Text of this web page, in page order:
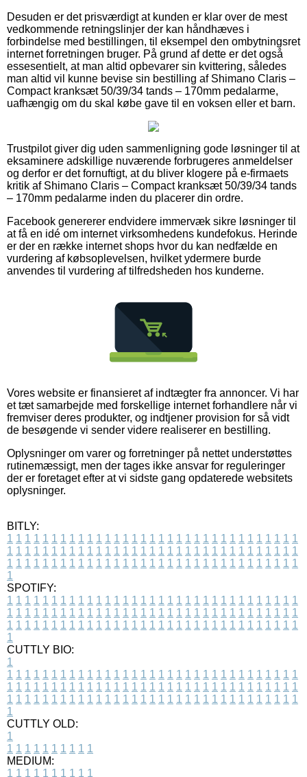
Desuden er det prisværdigt at kunden er klar over de mest
vedkommende retningslinjer der kan håndhæves i
forbindelse med bestillingen, til eksempel den ombytningsret
internet forretningen bruger. På grund af dette er det også
essesentielt, at man altid opbevarer sin kvittering, således
man altid vil kunne bevise sin bestilling af Shimano Claris –
Compact kranksæt 50/39/34 tands – 170mm pedalarme,
uafhængig om du skal købe gave til en voksen eller et barn.
Trustpilot giver dig uden sammenligning gode løsninger til at
eksaminere adskillige nuværende forbrugeres anmeldelser
og derfor er det fornuftigt, at du bliver klogere på e-firmaets
kritik af Shimano Claris – Compact kranksæt 50/39/34 tands
– 170mm pedalarme inden du placerer din ordre.
Facebook genererer endvidere immervæk sikre løsninger til
at få en idé om internet virksomhedens kundefokus. Herinde
er der en række internet shops hvor du kan nedfælde en
vurdering af købsoplevelsen, hvilket ydermere burde
anvendes til vurdering af tilfredsheden hos kunderne.
Vores website er finansieret af indtægter fra annoncer. Vi har
et tæt samarbejde med forskellige internet forhandlere når vi
fremviser deres produkter, og indtjener provision for så vidt
de besøgende vi sender videre realiserer en bestilling.
Oplysninger om varer og forretninger på nettet understøttes
rutinemæssigt, men der tages ikke ansvar for reguleringer
der er foretaget efter at vi sidste gang opdaterede websitets
oplysninger.
BITLY:
1 1 1 1 1 1 1 1 1 1 1 1 1 1 1 1 1 1 1 1 1 1 1 1 1 1 1 1 1 1 1 1 1
1 1 1 1 1 1 1 1 1 1 1 1 1 1 1 1 1 1 1 1 1 1 1 1 1 1 1 1 1 1 1 1 1
1 1 1 1 1 1 1 1 1 1 1 1 1 1 1 1 1 1 1 1 1 1 1 1 1 1 1 1 1 1 1 1 1
1
SPOTIFY:
1 1 1 1 1 1 1 1 1 1 1 1 1 1 1 1 1 1 1 1 1 1 1 1 1 1 1 1 1 1 1 1 1
1 1 1 1 1 1 1 1 1 1 1 1 1 1 1 1 1 1 1 1 1 1 1 1 1 1 1 1 1 1 1 1 1
1 1 1 1 1 1 1 1 1 1 1 1 1 1 1 1 1 1 1 1 1 1 1 1 1 1 1 1 1 1 1 1 1
1
CUTTLY BIO:
1
1 1 1 1 1 1 1 1 1 1 1 1 1 1 1 1 1 1 1 1 1 1 1 1 1 1 1 1 1 1 1 1 1
1 1 1 1 1 1 1 1 1 1 1 1 1 1 1 1 1 1 1 1 1 1 1 1 1 1 1 1 1 1 1 1 1
1 1 1 1 1 1 1 1 1 1 1 1 1 1 1 1 1 1 1 1 1 1 1 1 1 1 1 1 1 1 1 1 1
1
CUTTLY OLD:
1
1 1 1 1 1 1 1 1 1 1
MEDIUM:
1 1 1 1 1 1 1 1 1 1